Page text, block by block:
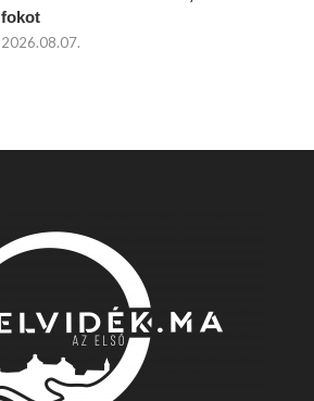
fokot
2026.08.07.